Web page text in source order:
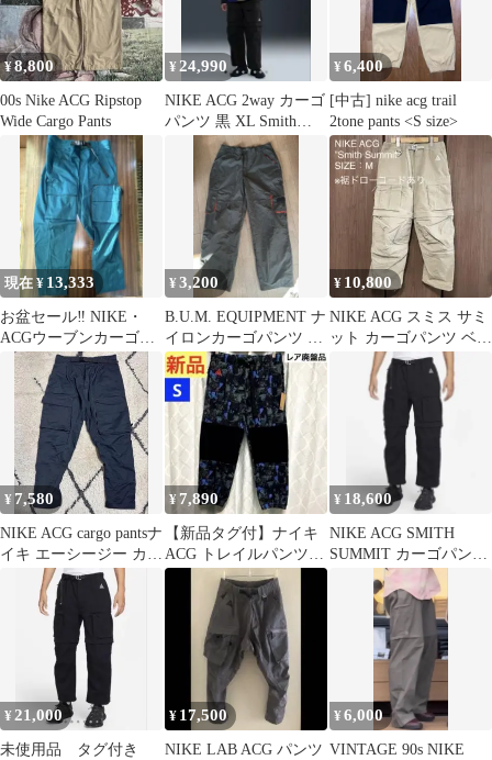
¥8,800
00s Nike ACG Ripstop
Wide Cargo Pants
¥ 24,990
NIKE ACG 2way カーゴ
パンツ 黒 XL Smith
¥6,400
[中古] nike acg trail
2tone pants <S size>
現在 ¥ 13,333
お盆セール‼️ NIKE・
ACGウーブンカーゴパ
ンツ ブルーグリーン
Ｌ 新品
¥3,200
B.U.M. EQUIPMENT ナ
イロンカーゴパンツ ド
ローコード 36
¥ 10,800
NIKE ACG スミス サミ
ット カーゴパンツ ベー
ジュ Mサイズ ナイキ
¥7,580
NIKE ACG cargo pantsナ
イキ エーシージー カー
ゴパンツ
¥ 7,890
【新品タグ付】ナイキ
ACG トレイルパンツ
ナイロン カモフラ S
¥ 18,600
NIKE ACG SMITH
SUMMIT カーゴパンツ
¥ 21,000
未使用品 タグ付き
¥ 17,500
NIKE LAB ACG パンツ
¥6,000
VINTAGE 90s NIKE